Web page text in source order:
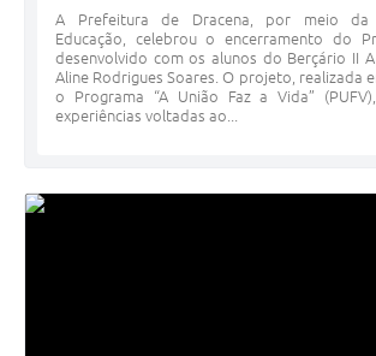
A Prefeitura de Dracena, por meio da
Educação, celebrou o encerramento do
desenvolvido com os alunos do Berçário II A
Aline Rodrigues Soares. O projeto, realizada
o Programa “A União Faz a Vida”
experiências voltadas ao...